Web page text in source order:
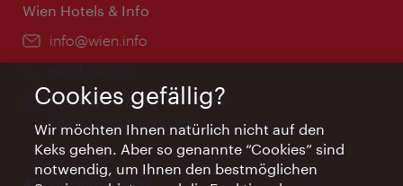
Wien Hotels & Info
Email:
info@wien.info
Öffnungszeiten:
Montag - Freitag 9 – 17 Uhr
Feiertags geschlossen
Cookies gefällig?
Wir möchten Ihnen natürlich nicht auf den
Keks gehen. Aber so genannte “Cookies” sind
notwendig, um Ihnen den bestmöglichen